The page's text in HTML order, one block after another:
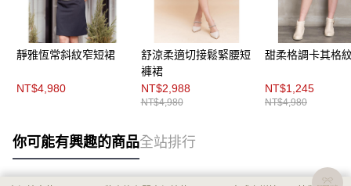
靜雅恆常斜紋窄短裙
NT$4,980
舒涼柔適切接鬆緊腰短
褲裙
NT$2,988
NT$4,980
甜柔格調卡其格
NT$1,245
NT$4,980
你可能有興趣的商品全站排行